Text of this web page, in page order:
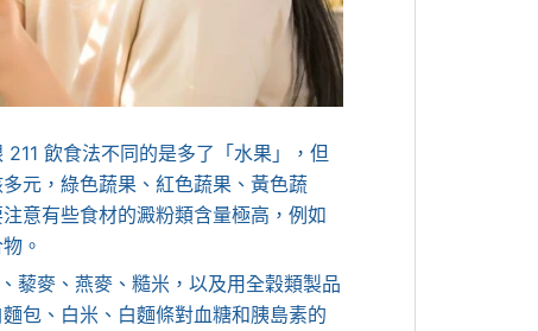
飲食法不同的是多了「水果」，但
元，綠色蔬果、紅色蔬果、黃色蔬
意有些食材的澱粉類含量極高，例如
。
藜麥、燕麥、糙米，以及用全穀類製品
包、白米、白麵條對血糖和胰島素的